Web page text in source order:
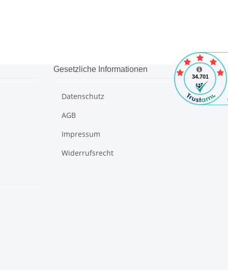
Gesetzliche Informationen
Datenschutz
AGB
Impressum
Widerrufsrecht